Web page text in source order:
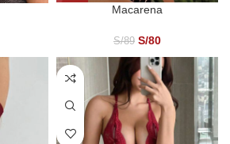
Macarena
S/89 S/80